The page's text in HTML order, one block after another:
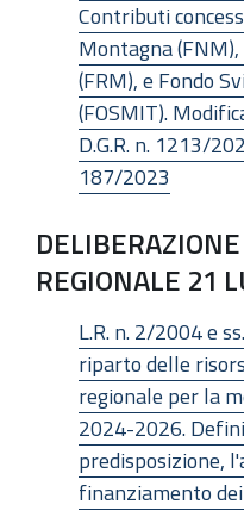
Contributi
Montagna
(FRM), e Fondo
(FOSMIT).
D.G.R. n. 1213/
187/2023
REGIONALE 21
L.R. n. 2/2004 e
riparto delle
regionale per la
2024-2026.
predisposizione,
finanziamento